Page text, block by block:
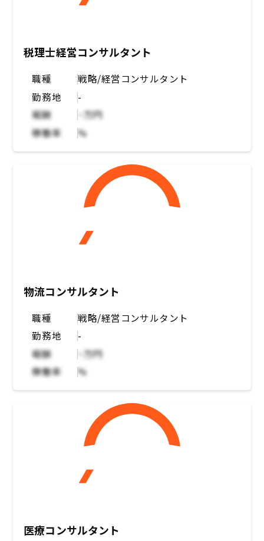
税理士経営コンサルタント
職種
戦略/経営コンサルタント
勤務地
-
報酬
~万円
稼働率
%
物流コンサルタント
職種
戦略/経営コンサルタント
勤務地
-
報酬
~万円
稼働率
%
医療コンサルタント